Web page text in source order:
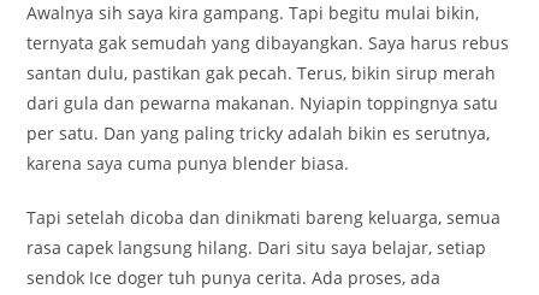
Awalnya sih saya kira gampang. Tapi begitu mulai bikin,
ternyata gak semudah yang dibayangkan. Saya harus rebus
santan dulu, pastikan gak pecah. Terus, bikin sirup merah
dari gula dan pewarna makanan. Nyiapin toppingnya satu
per satu. Dan yang paling tricky adalah bikin es serutnya,
karena saya cuma punya blender biasa.
Tapi setelah dicoba dan dinikmati bareng keluarga, semua
rasa capek langsung hilang. Dari situ saya belajar, setiap
sendok Ice doger tuh punya cerita. Ada proses, ada